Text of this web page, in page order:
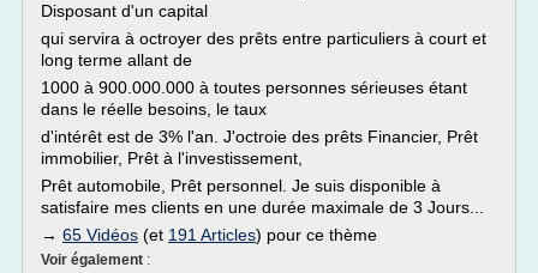
Disposant d'un capital
qui servira à octroyer des prêts entre particuliers à court et
long terme allant de
1000 à 900.000.000 à toutes personnes sérieuses étant
dans le réelle besoins, le taux
d'intérêt est de 3% l'an. J'octroie des prêts Financier, Prêt
immobilier, Prêt à l'investissement,
Prêt automobile, Prêt personnel. Je suis disponible à
satisfaire mes clients en une durée maximale de 3 Jours...
→ 65 Vidéos (et 191 Articles) pour ce thème
Voir également :